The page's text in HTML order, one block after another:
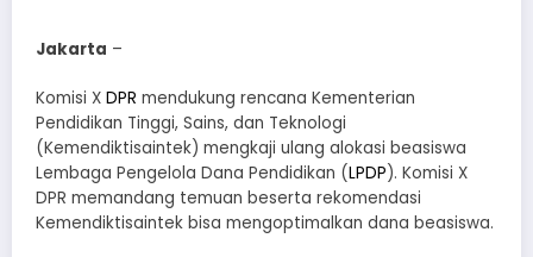
Jakarta –
Komisi X DPR mendukung rencana Kementerian
Pendidikan Tinggi, Sains, dan Teknologi
(Kemendiktisaintek) mengkaji ulang alokasi beasiswa
Lembaga Pengelola Dana Pendidikan (LPDP). Komisi X
DPR memandang temuan beserta rekomendasi
Kemendiktisaintek bisa mengoptimalkan dana beasiswa.